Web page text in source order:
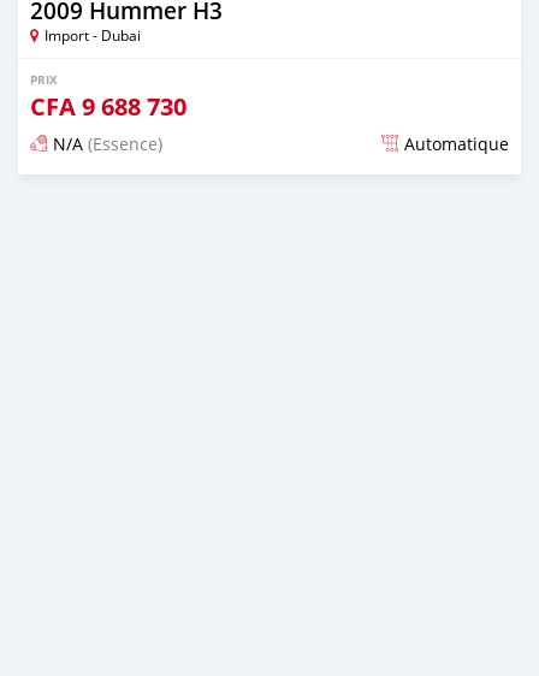
2009 Hummer H3
Import - Dubai
PRIX
CFA9 688 730
N/A (Essence) Automatique